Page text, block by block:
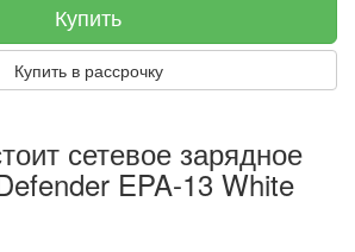
Купить
Купить в рассрочку
сетевое зарядное
EPA-13 White